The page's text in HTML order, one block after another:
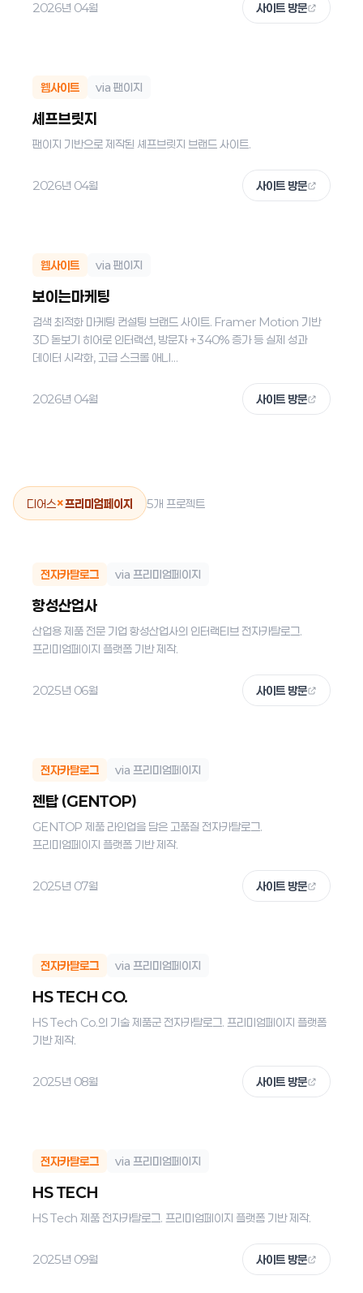
2026년 04월 사이트 방문
웹사이트 via 팬이지
셰프브릿지
팬이지 기반으로 제작된 셰프브릿지 브랜드 사이트.
2026년 04월 사이트 방문
웹사이트 via 팬이지
보이는마케팅
검색 최적화 마케팅 컨설팅 브랜드 사이트. Framer Motion 기반
3D 돋보기 히어로 인터랙션, 방문자 +340% 증가 등 실제 성과
데이터 시각화, 고급 스크롤 애니...
2026년 04월 사이트 방문
디어스×프리미엄페이지 5개 프로젝트
전자카탈로그 via 프리미엄페이지
항성산업사
산업용 제품 전문 기업 항성산업사의 인터랙티브 전자카탈로그.
프리미엄페이지 플랫폼 기반 제작.
2025년 06월 사이트 방문
전자카탈로그 via 프리미엄페이지
젠탑 (GENTOP)
GENTOP 제품 라인업을 담은 고품질 전자카탈로그.
프리미엄페이지 플랫폼 기반 제작.
2025년 07월 사이트 방문
전자카탈로그 via 프리미엄페이지
HS TECH CO.
HS Tech Co.의 기술 제품군 전자카탈로그. 프리미엄페이지 플랫폼
기반 제작.
2025년 08월 사이트 방문
전자카탈로그 via 프리미엄페이지
HS TECH
HS Tech 제품 전자카탈로그. 프리미엄페이지 플랫폼 기반 제작.
2025년 09월 사이트 방문